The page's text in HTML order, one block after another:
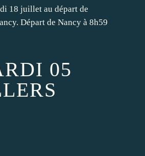
18 juillet au départ de
Départ de Nancy à 8h59
05